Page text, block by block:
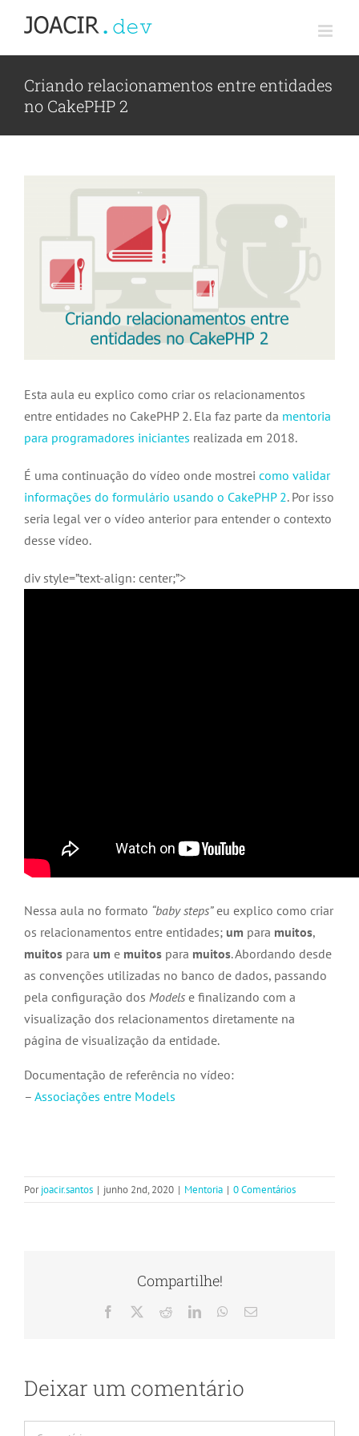
o
conteúdoCriando relacionamentos entre entidades
no CakePHP 2
Esta aula eu explico como criar os relacionamentos
entre entidades no CakePHP 2. Ela faz parte da mentoria
para programadores iniciantes realizada em 2018.
É uma continuação do vídeo onde mostrei como validar
informações do formulário usando o CakePHP 2. Por isso
seria legal ver o vídeo anterior para entender o contexto
desse vídeo.
div style=”text-align: center;”>
Nessa aula no formato “baby steps”eu explico como criar
os relacionamentos entre entidades; um para muitos,
muitos para um e muitos para muitos. Abordando desde
as convenções utilizadas no banco de dados, passando
pela configuração dos Models e finalizando com a
visualização dos relacionamentos diretamente na
página de visualização da entidade.
Documentação de referência no vídeo:
– Associações entre Models
Porjoacir.santos | junho 2nd, 2020 | Mentoria | 0 Comentários
Compartilhe!
Facebook RedditLinkedInWhatsApp
E-
Deixar um comentário
Comentário